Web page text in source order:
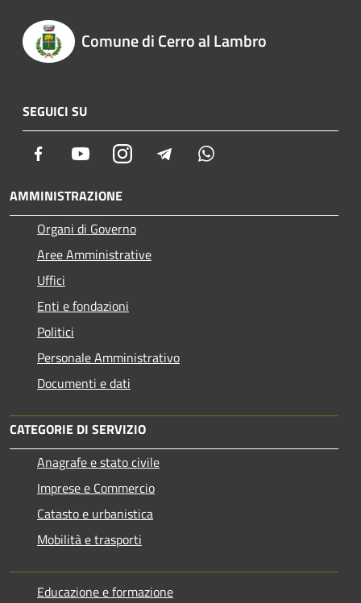
Comune di Cerro al Lambro
SEGUICI SU
Facebook YoutubeInstagram Telegram
AMMINISTRAZIONE
Organi di Governo
Aree Amministrative
Uffici
Enti e fondazioni
Politici
Personale Amministrativo
Documenti e dati
CATEGORIE DI SERVIZIO
Anagrafe e stato civile
Imprese e Commercio
Catasto e urbanistica
Mobilità e trasporti
Educazione e formazione